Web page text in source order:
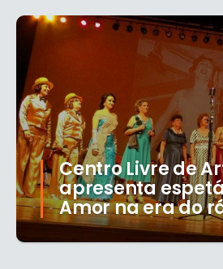
Centro Livre de
apresenta
Amor na era do